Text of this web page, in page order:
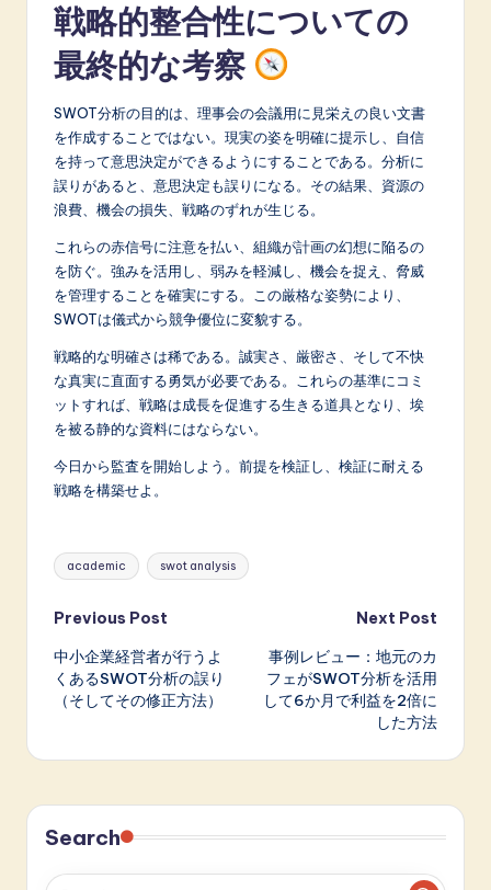
戦略的整合性についての
最終的な考察
SWOT分析の目的は、理事会の会議用に見栄えの良い文書
を作成することではない。現実の姿を明確に提示し、自信
を持って意思決定ができるようにすることである。分析に
誤りがあると、意思決定も誤りになる。その結果、資源の
浪費、機会の損失、戦略のずれが生じる。
これらの赤信号に注意を払い、組織が計画の幻想に陥るの
を防ぐ。強みを活用し、弱みを軽減し、機会を捉え、脅威
を管理することを確実にする。この厳格な姿勢により、
SWOTは儀式から競争優位に変貌する。
戦略的な明確さは稀である。誠実さ、厳密さ、そして不快
な真実に直面する勇気が必要である。これらの基準にコミ
ットすれば、戦略は成長を促進する生きる道具となり、埃
を被る静的な資料にはならない。
今日から監査を開始しよう。前提を検証し、検証に耐える
戦略を構築せよ。
Tags:
academic swot analysis
Post
navigation
Previous Post
中小企業経営者が行うよ
くあるSWOT分析の誤り
（そしてその修正方法）
Next Post
事例レビュー：地元のカ
フェがSWOT分析を活用
して6か月で利益を2倍に
した方法
Search